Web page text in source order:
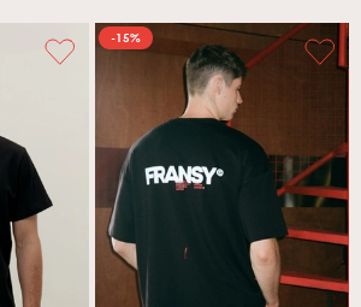
-15%